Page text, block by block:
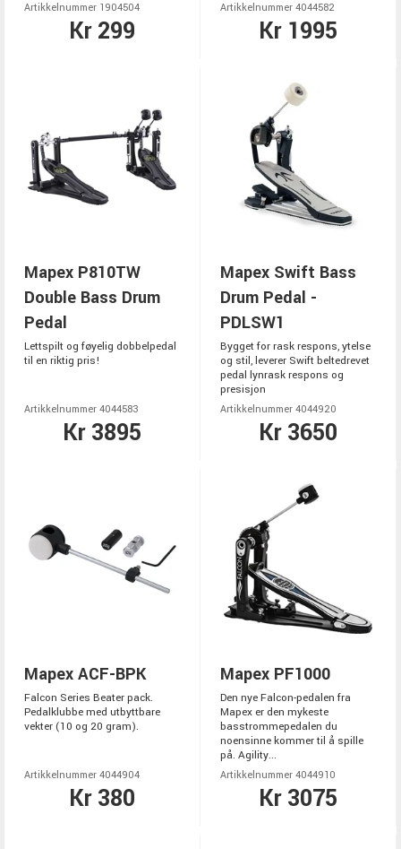
Artikkelnummer 1904504
Kr 299
Artikkelnummer 4044582
Kr 1995
Mapex P810TW
Double Bass Drum
Pedal
Lettspilt og føyelig dobbelpedal
til en riktig pris!
Artikkelnummer 4044583
Kr 3895
Mapex Swift Bass
Drum Pedal -
PDLSW1
Bygget for rask respons, ytelse
og stil, leverer Swift beltedrevet
pedal lynrask respons og
presisjon
Artikkelnummer 4044920
Kr 3650
Mapex ACF-BPK
Falcon Series Beater pack.
Pedalklubbe med utbyttbare
vekter (10 og 20 gram).
Artikkelnummer 4044904
Kr 380
Mapex PF1000
Den nye Falcon-pedalen fra
Mapex er den mykeste
basstrommepedalen du
noensinne kommer til å spille
på. Agility...
Artikkelnummer 4044910
Kr 3075